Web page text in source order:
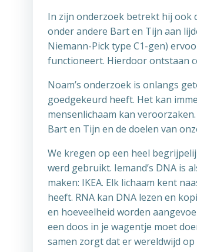
In zijn onderzoek betrekt hij ook
onder andere Bart en Tijn aan
Niemann-Pick type C1-gen)
functioneert. Hierdoor ontstaan
Noam’s onderzoek is onlangs
goedgekeurd heeft. Het kan
mensenlichaam kan
Bart en Tijn en de doelen van
We kregen op een heel
werd gebruikt. Iemand’s DNA is
maken: IKEA. Elk lichaam kent
heeft. RNA kan DNA lezen en
en hoeveelheid worden
een doos in je wagentje moet
samen zorgt dat er wereldwijd op